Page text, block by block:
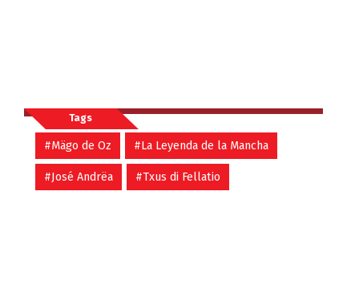
Tags
#Mägo de Oz #La Leyenda de la Mancha
#José Andrëa #Txus di Fellatio